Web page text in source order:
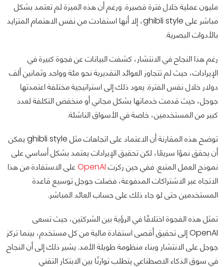
مليون عملية خلال فترة قصيرة. ورغم أن هذه الميزة لم تعتمد بشكل
مباشر على ghibli style، إلا أنها استفادت من نفس الاهتمام المتزايد
بالأدوات البصرية.
رغم هذا النجاح في الانتشار، كشفت البيانات عن فجوة كبيرة في
الإيرادات، حيث لم تتجاوز العوائد التقديرية نحو مئة وواحد وثمانين ألف
دولار خلال نفس الفترة. يعود ذلك إلى استراتيجية مختلفة اعتمدتها
جوجل، حيث قدمت خدماتها بشكل مجاني أو منخفض التكلفة لعدد
كبير من المستخدمين، خاصة في الأسواق الناشئة.
توضح هذه المقارنة أن الاعتماد على اتجاهات مثل ghibli style يمكن
أن يحقق نموًا سريعًا، لكن تحقيق الإيرادات يعتمد بشكل أساسي على
نموذج العمل المتبع. ففي حين ركزت OpenAIعلى الاستفادة من هذا
الاتجاه عبر الاشتراكات المدفوعة، فضلت جوجل توسيع قاعدة
المستخدمين حتى لو جاء ذلك على حساب العائد المباشر.
تمثل هذه الفجوة اختلافًا في الرؤية بين الشركتين، حيث تسعى
OpenAI إلى تحقيق أقصى استفادة مالية من كل مستخدم، بينما تركز
جوجل على الانتشار وبناء منظومة طويلة الأمد. يشير ذلك إلى أن النجاح
في سوق الذكاء الاصطناعي يتطلب توازنًا بين الابتكار التقني